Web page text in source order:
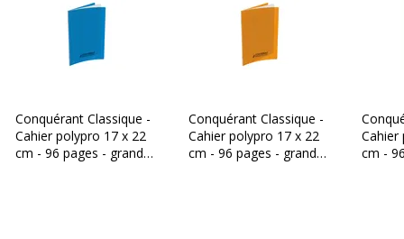
Conquérant Classique -
Cahier polypro 17 x 22
cm - 96 pages - grands
Conquérant Classique -
Cahier polypro 17 x 22
cm - 96 pages - grands
Cahier
cm -